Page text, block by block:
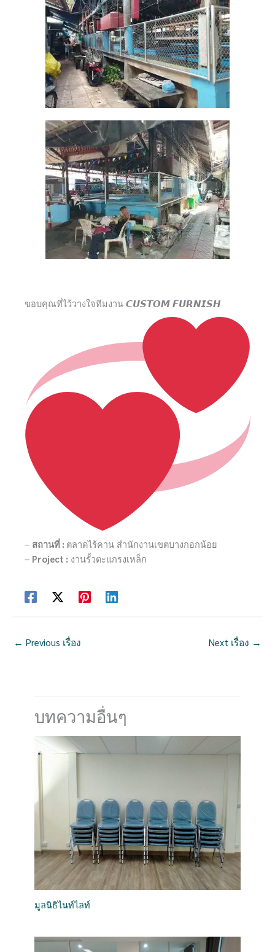
ขอบคุณที่ไว้วางใจทีมงาน 𝘾𝙐𝙎𝙏𝙊𝙈 𝙁𝙐𝙍𝙉𝙄𝙎𝙃
– สถานที่ : ตลาดไร้คาน สำนักงานเขตบางกอกน้อย
– Project : งานรั้วตะแกรงเหล็ก
← Previous เรื่อง Next เรื่อง →
บทความอื่นๆ
มูลนิธิไนท์ไลท์